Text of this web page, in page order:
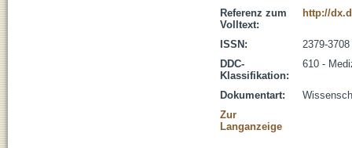
Referenz zum
Volltext:
http://
ISSN:
2379-3708
DDC-
Klassifikation:
610 -
Dokumentart:
Zur
Langanzeige